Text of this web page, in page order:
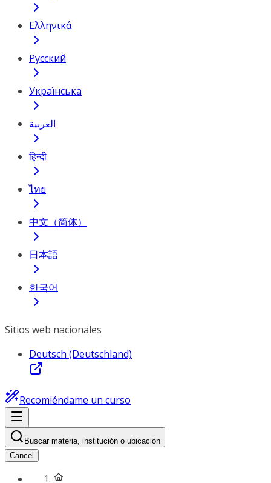
Ελληνικά
Русский
Українська
العربية
हिन्दी
ไทย
中文（简体）
日本語
한국어
Sitios web nacionales
Deutsch (Deutschland)
Recomiéndame un curso
Buscar materia, institución o ubicación
Cancel